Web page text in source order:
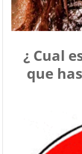
¿ Cual
que